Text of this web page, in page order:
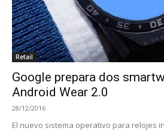
Retail
Google prepara dos
Android Wear 2.0
28/12/2016
El nuevo sistema operativo para relojes